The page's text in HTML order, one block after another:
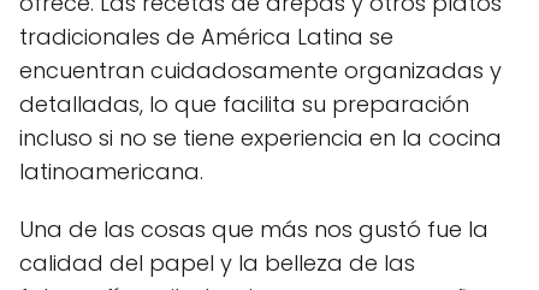
tradicionales de América Latina se
encuentran cuidadosamente organizadas y
detalladas, lo que facilita su preparación
incluso si no se tiene experiencia en la cocina
latinoamericana.
Una de las cosas que más nos gustó fue la
calidad del papel y la belleza de las